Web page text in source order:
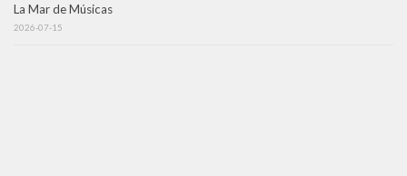
La Mar de Músicas
2026-07-15